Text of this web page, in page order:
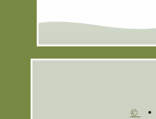
©
•